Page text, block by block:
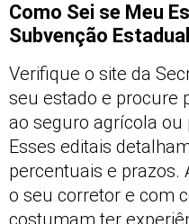
Como Sei se Meu
Subvenção
Verifique o site da
seu estado e procure
ao seguro agrícola
Esses editais
percentuais e prazos.
o seu corretor e com